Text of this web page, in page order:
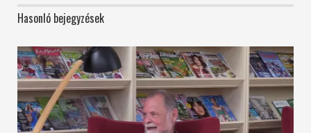
Hasonló bejegyzések